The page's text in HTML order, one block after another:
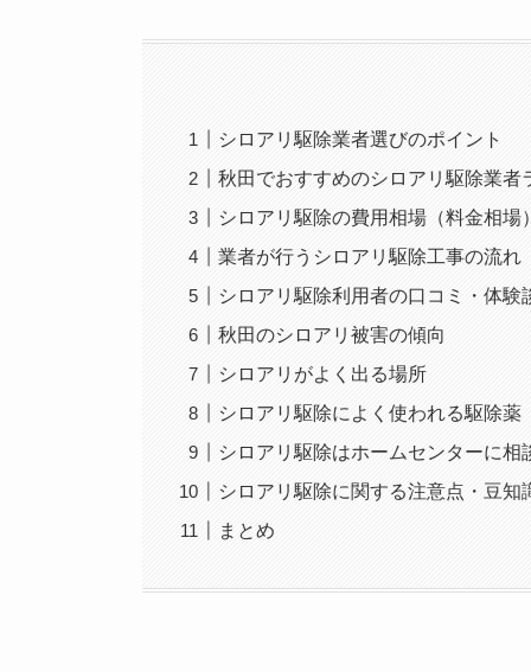
シロアリ駆除業者選びのポイント
秋田でおすすめのシロアリ駆除業者
シロアリ駆除の費用相場（料金相場
業者が行うシロアリ駆除工事の流れ
シロアリ駆除利用者の口コミ・体験
秋田のシロアリ被害の傾向
シロアリがよく出る場所
シロアリ駆除によく使われる駆除薬
シロアリ駆除はホームセンターに相
シロアリ駆除に関する注意点・豆知
まとめ